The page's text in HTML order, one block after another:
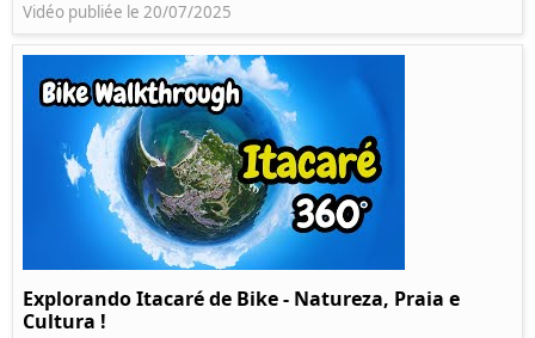
Vidéo publiée le 20/07/2025
Explorando Itacaré de Bike - Natureza, Praia e
Cultura !